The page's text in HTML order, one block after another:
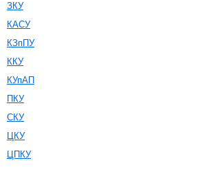
ЗКУ
КАСУ
КЗпПУ
ККУ
КУпАП
ПКУ
СКУ
ЦКУ
ЦПКУ